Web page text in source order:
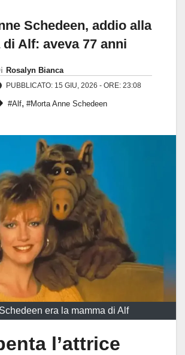
Schedeen, addio alla
Alf: aveva 77 anni
Rosalyn Bianca
PUBBLICATO: 15 GIU, 2026 - ORE: 23:08
#Alf, #Morta Anne Schedeen
era la mamma di Alf
l’attrice